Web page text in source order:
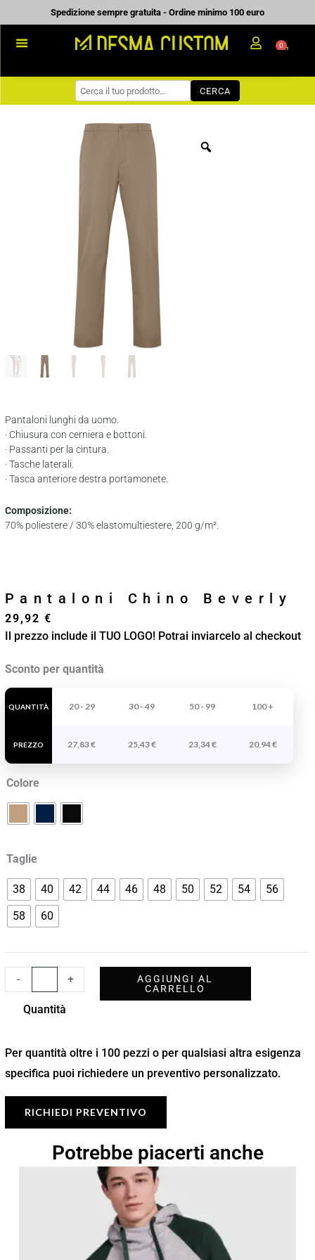
al
contenuto
Spedizione sempre gratuita - Ordine minimo 100 euro
WORKWEAR
COME ORDINARE
PREVENTIVI
0
CERCA
Pantaloni lunghi da uomo.
· Chiusura con cerniera e bottoni.
· Passanti per la cintura.
· Tasche laterali.
· Tasca anteriore destra portamonete.
Composizione:
70% poliestere / 30% elastomultiestere, 200 g/m².
Pantaloni Chino Beverly
29,92 €
Il prezzo include il TUO LOGO! Potrai inviarcelo al checkout
Sconto per quantità
QUANTITÀ
PREZZO
20 - 29 30 - 49 50 - 99 100 +
27,83€ 25,43€ 23,34€ 20,94€
Colore
Taglie
38 40 42 44 46 48 50 52 54
56
58
60
-
Pantaloni
Chino
Beverly
+
AGGIUNGI AL
CARRELLO
Quantità
Per quantità oltre i 100 pezzi o per qualsiasi altra esigenza
specifica puoi richiedere un preventivo personalizzato.
RICHIEDI PREVENTIVO
Potrebbe piacerti anche
da
16,84 €
a